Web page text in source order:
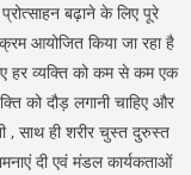
बढ़ाने के लिए पूरे
आयोजित किया जा रहा है
हर व्यक्ति को कम से कम एक
को दौड़ लगानी चाहिए और
, साथ ही शरीर चुस्त दुरुस्त
दी एवं मंडल कार्यकताओं